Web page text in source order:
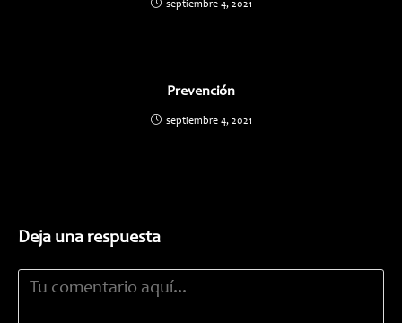
septiembre 4, 2021
Prevención
septiembre 4, 2021
Deja una respuesta
Comentario